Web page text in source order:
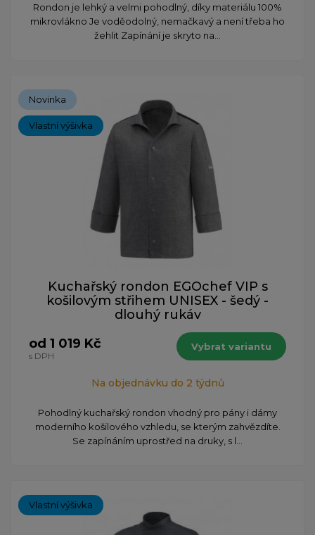
Rondon je lehký a velmi pohodlný, díky materiálu 100%
mikrovlákno Je voděodolný, nemačkavý a není třeba ho
žehlit Zapínání je skryto na...
Novinka
Vlastní výšivka
Kuchařský rondon EGOchef VIP s
košilovým střihem UNISEX - šedý -
dlouhý rukáv
od 1 019 Kč
s DPH
Vybrat variantu
Na objednávku do 2 týdnů
Pohodlný kuchařský rondon vhodný pro pány i dámy
moderního košilového vzhledu, se kterým zahvězdíte.
Se zapínáním uprostřed na druky, s l...
Vlastní výšivka